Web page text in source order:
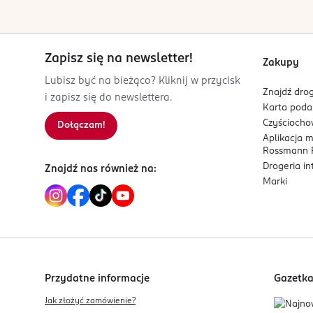
95-200 Pabianice
Kod EAN
5 902802 700704
Zapisz się na newsletter!
Lubisz być na bieżąco? Kliknij w przycisk
i zapisz się do newslettera.
Dołączam!
Znajdź nas również na:
Zakupy
Znajdź
Karta
Aplikacja
Rossmann
Drogeria
Marki
Przydatne informacje
Jak złożyć zamówienie?
Gazetka